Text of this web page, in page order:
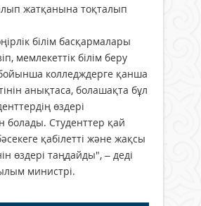
жатқанына тоқталып
білім басқармалары
мемлекеттік білім беру
колледждерге қанша
анықтаса, болашақта бұл
өздері
болады. Студенттер қай
қабілетті және жақсы
өздері таңдайды", – деді
министрі.